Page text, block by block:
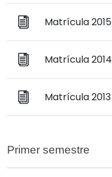
Matrícula 2015
Matrícula 2014
Matrícula 2013
Primer semestre